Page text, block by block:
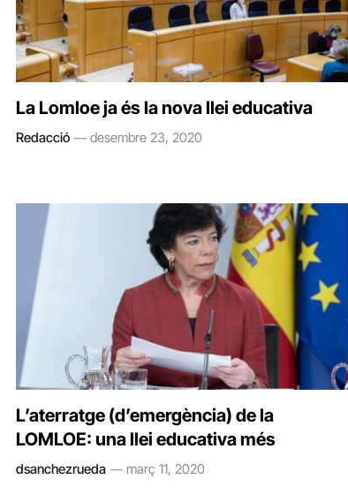
La Lomloe ja és la nova llei educativa
Redacció desembre 23, 2020
L’aterratge (d’emergència) de la
LOMLOE: una llei educativa més
dsanchezrueda març 11, 2020